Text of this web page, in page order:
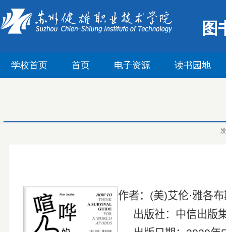
图
学校首页 首页 电子资源 读书园地
作者： (美)艾伦·雅各
出版社：中信出版